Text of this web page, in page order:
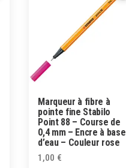
Marqueur à fibre à
pointe fine Stabilo
Point 88 – Course de
0,4 mm – Encre à base
d’eau – Couleur rose
1,00 €